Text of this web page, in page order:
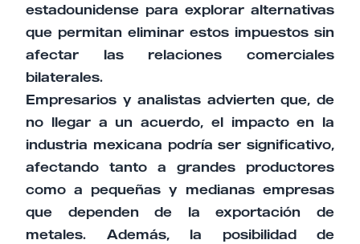
estadounidense para explorar alternativas
que permitan eliminar estos impuestos sin
afectar las relaciones comerciales
bilaterales.
Empresarios y analistas advierten que, de
no llegar a un acuerdo, el impacto en la
industria mexicana podría ser significativo,
afectando tanto a grandes productores
como a pequeñas y medianas empresas
que dependen de la exportación de
metales. Además, la posibilidad de